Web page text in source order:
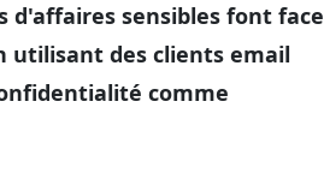
d'affaires sensibles font face
utilisant des clients email
comme